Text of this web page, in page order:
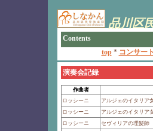
演奏会記録
作曲者
ロッシーニ
アルジェのイタリ
ロッシーニ
アルジェのイタリ
ロッシーニ
セヴィリアの理髪師